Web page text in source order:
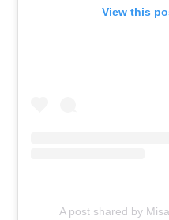
View this
A post shared by